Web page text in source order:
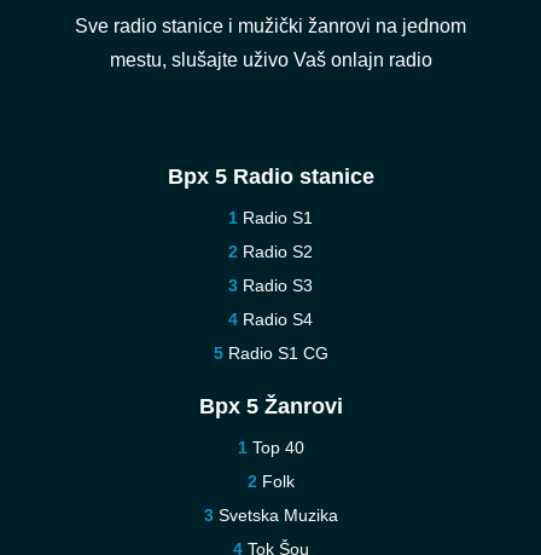
Sve radio stanice i mužički žanrovi na jednom
mestu, slušajte uživo Vaš onlajn radio
Врх 5 Radio stanice
Radio S1
Radio S2
Radio S3
Radio S4
Radio S1 CG
Врх 5 Žanrovi
Top 40
Folk
Svetska Muzika
Tok Šou